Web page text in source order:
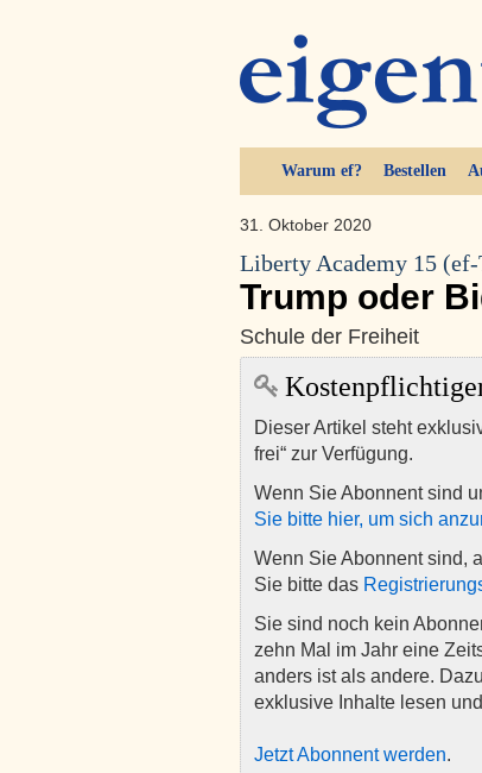
Warum ef? Bestellen
31. Oktober 2020
Liberty Academy 15
Trump oder
Schule der Freiheit
Dieser Artikel steht
frei“ zur Verfügung.
Wenn Sie Abonnent sind
Sie bitte hier, um sich
Wenn Sie Abonnent sind,
Sie bitte das
Sie sind noch kein
zehn Mal im Jahr eine
anders ist als andere.
exklusive Inhalte lesen
Jetzt Abonnent werden.